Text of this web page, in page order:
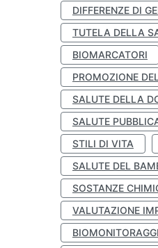
DIFFERENZE DI
TUTELA DELLA
BIOMARCATORI
PROMOZIONE
SALUTE DELLA
SALUTE
STILI DI VITA
SALUTE DEL
SOSTANZE
VALUTAZIONE